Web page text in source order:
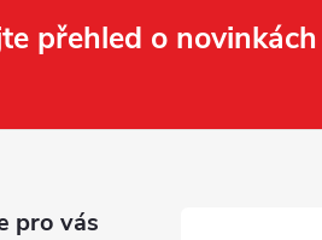
přehled o novinkách
pro vás